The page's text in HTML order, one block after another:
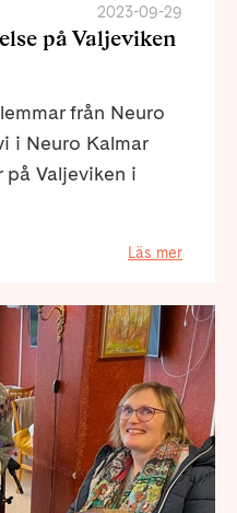
2023-09-29
på Valjeviken
från Neuro
i Neuro Kalmar
Valjeviken i
Läs mer